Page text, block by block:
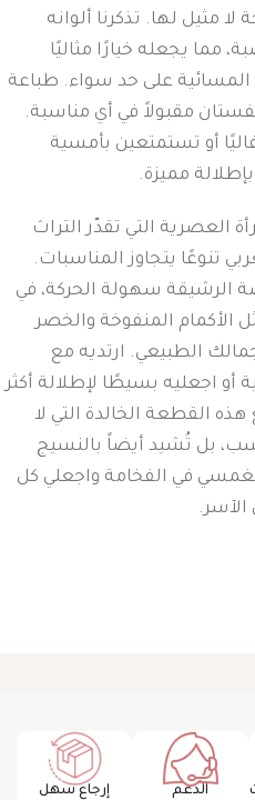
مثيل لها. تذكرنا ألوانه
مما يجعله خيارًا مثاليًا
على حد سواء. طباعة
مقبولاً في أي مناسبة.
أو تستمتعين بأمسية
مميزة.
العصرية التي تقدّر التراث
تنوعًا يتجاوز المناسبات.
الرشيقة سهولة الحركة، في
الأكمام المنفوخة والخصر
الطبيعي. ارتديه مع
أو اجعليه بسيطًا لإطلالة أكثر
القطعة الخالدة التي لا
بل تُشيد أيضاً بالنسيج
انغمسي في الفخامة واجعلي كل
الدعم إرجاع سهل